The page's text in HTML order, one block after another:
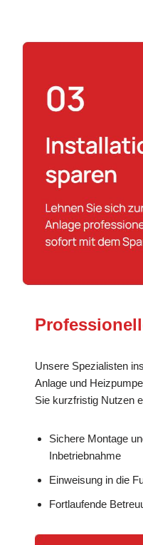
Unsere Spezialisten
Anlage und
Sie kurzfristig Nutzen
Sichere Montage
Inbetriebnahme
Einweisung in die
Fortlaufende